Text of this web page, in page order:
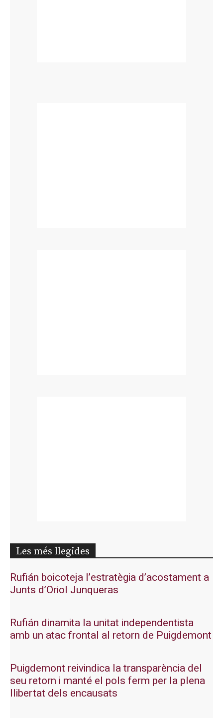
Les més llegides
Rufián boicoteja l’estratègia d’acostament a
Junts d’Oriol Junqueras
Rufián dinamita la unitat independentista
amb un atac frontal al retorn de Puigdemont
Puigdemont reivindica la transparència del
seu retorn i manté el pols ferm per la plena
llibertat dels encausats